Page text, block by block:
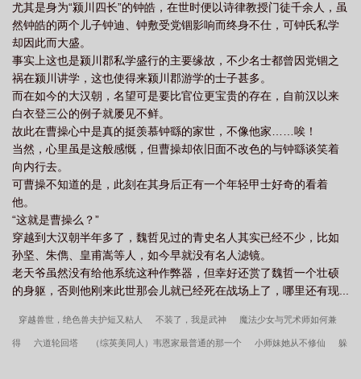
尤其是身为“颍川四长”的钟皓，在世时便以诗律教授门徒千余人，虽
然钟皓的两个儿子钟迪、钟敷受党锢影响而终身不仕，可钟氏私学
却因此而大盛。
事实上这也是颍川郡私学盛行的主要缘故，不少名士都曾因党锢之
祸在颍川讲学，这也使得来颍川郡游学的士子甚多。
而在如今的大汉朝，名望可是要比官位更宝贵的存在，自前汉以来
白衣登三公的例子就屡见不鲜。
故此在曹操心中是真的挺羡慕钟繇的家世，不像他家……唉！
当然，心里虽是这般感慨，但曹操却依旧面不改色的与钟繇谈笑着
向内行去。
可曹操不知道的是，此刻在其身后正有一个年轻甲士好奇的看着
他。
“这就是曹操么？”
穿越到大汉朝半年多了，魏哲见过的青史名人其实已经不少，比如
孙坚、朱儁、皇甫嵩等人，如今早就没有名人滤镜。
老天爷虽然没有给他系统这种作弊器，但幸好还赏了魏哲一个壮硕
的身躯，否则他刚来此世那会儿就已经死在战场上了，哪里还有现...
穿越兽世，绝色兽夫护短又粘人 不装了，我是武神 魔法少女与咒术师如何兼
得 六道轮回塔 （综英美同人）韦恩家最普通的那一个 小师妹她从不修仙 躲